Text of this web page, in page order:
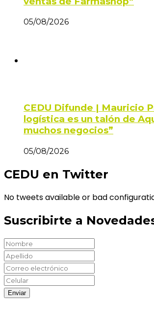
05/08/2026
CEDU Difunde | Mauricio
logística es un talón de
muchos negocios”
05/08/2026
CEDU en Twitter
No tweets available or bad
Suscribirte a